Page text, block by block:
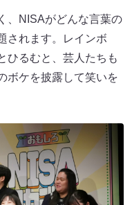
、NISAがどんな言葉の
されます。レインボ
ひるむと、芸人たちも
ボケを披露して笑いを